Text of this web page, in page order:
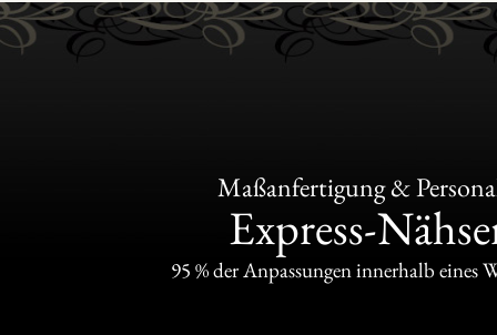
Maßanfertigung &
Express-
95 % der Anpassungen innerhalb eines